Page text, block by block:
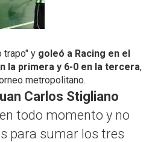
trapo" y goleó a Racing en el
la primera y 6-0 en la tercera,
metropolitano.
Carlos Stigliano
todo momento y no
para sumar los tres